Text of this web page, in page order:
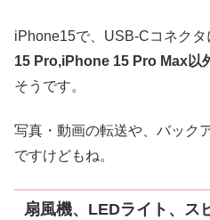
iPhone15で、USB-Cコネクタ
15 Pro,iPhone 15 Pro Max以
そうです。
写真・動画の転送や、バック
ですけどもね。
扇風機、LEDライト、ス